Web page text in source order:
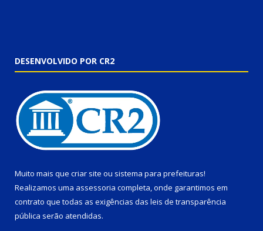
DESENVOLVIDO POR CR2
Muito mais que criar site ou sistema para prefeituras!
Realizamos uma assessoria completa, onde garantimos em
contrato que todas as exigências das leis de transparência
pública serão atendidas.